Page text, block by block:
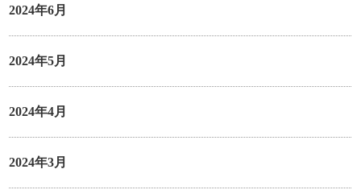
2024年6月
2024年5月
2024年4月
2024年3月